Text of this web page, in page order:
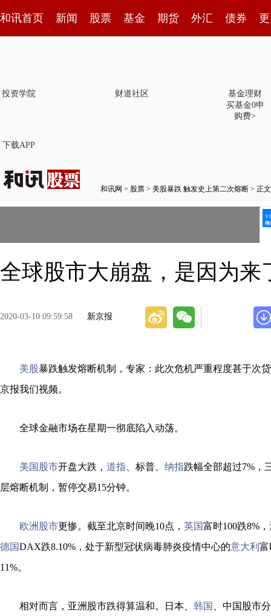
和讯首页 新闻 股票 基金 期货 外汇 债券
投资学院 财道社区
基金理财
买基金0申
购费>
下载APP
和讯网 > 股票 > 美股暴跌 触发史上第二次熔断 > 正文
全球股市大崩盘，是因为来
2020-03-10 09:59:58 新京报
美股暴跌触发熔断机制，专家：此次危机严重程度甚于次
京报我们视频。
全球金融市场在星期一彻底陷入动荡。
美国股市开盘大跌， 道指 、标普、 纳指跌幅全部超过7%，
层熔断机制，暂停交易15分钟。
欧洲股市更惨。截至北京时间晚10点， 英国富时100跌8%，
德国DAX跌8.10%，处于新型冠状病毒肺炎疫情中心的意大利 富
11%。
相对而言，亚洲股市跌得算温和。日本、 韩国
、中国股市